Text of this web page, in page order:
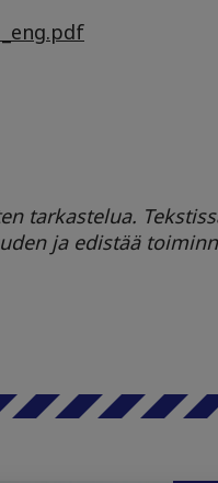
tarkastelua.
ja edistää